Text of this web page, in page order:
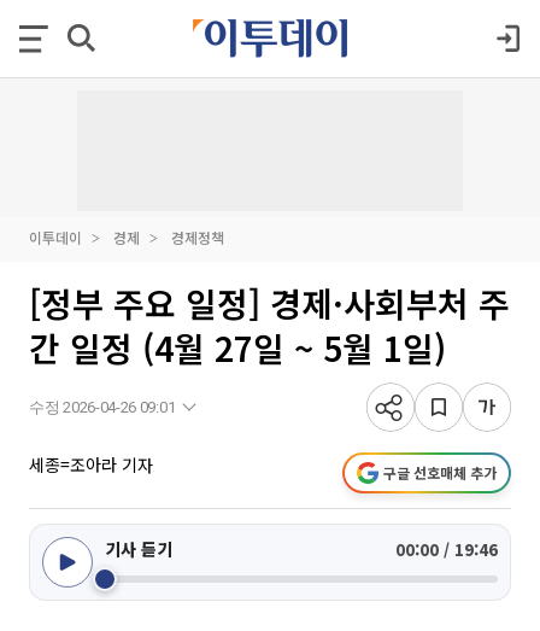
이투데이 경제 경제정책
[정부 주요 일정] 경제·사회부처 주
간 일정 (4월 27일 ~ 5월 1일)
수정 2026-04-26 09:01
세종=조아라 기자 구글 선호매체 추가
기사 듣기 00:00 / 19:46